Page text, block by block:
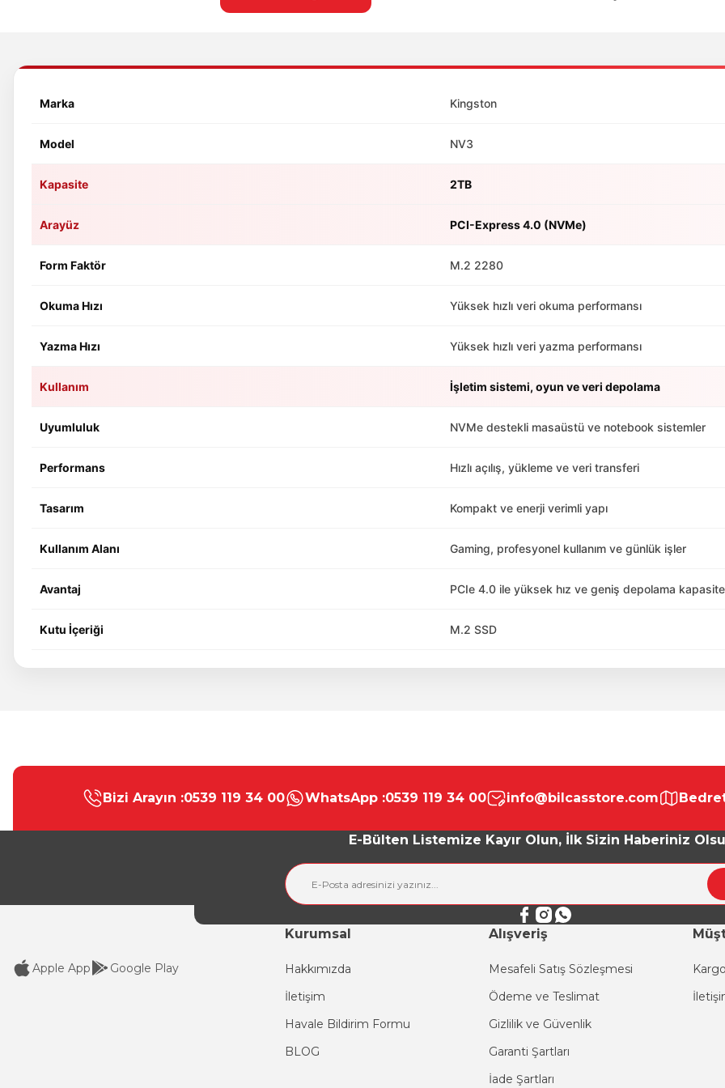
Marka Kingston
Model NV3
Kapasite 2TB
Arayüz PCI-Express 4.0 (NVMe)
Form Faktör M.2 2280
Okuma Hızı Yüksek hızlı veri okuma performansı
Yazma Hızı Yüksek hızlı veri yazma performansı
Kullanım İşletim sistemi, oyun ve veri depolama
Uyumluluk NVMe destekli masaüstü ve notebook sistemler
Performans Hızlı açılış, yükleme ve veri transferi
Tasarım Kompakt ve enerji verimli yapı
Kullanım Alanı Gaming, profesyonel kullanım ve günlük işler
Avantaj PCIe 4.0 ile yüksek hız ve geniş depolama
Kutu İçeriği M.2 SSD
Görüş ve önerileriniz için teşekkür ederiz.
Ürün resmi kalitesiz, bozuk veya görüntülenemiyor.
Ürün açıklamasında eksik bilgiler bulunuyor.
Gönder
Bizi Arayın :0539 119 34 00 WhatsApp :0539 119 34 00 info@bilcasstore.com
E-Bülten Listemize Kayır Olun, İlk Sizin Haberiniz
Apple App Google Play
Kurumsal
Hakkımızda
İletişim
Havale Bildirim Formu
BLOG
Alışveriş
Mesafeli Satış Sözleşmesi
Ödeme ve Teslimat
Gizlilik ve Güvenlik
Garanti Şartları
İade Şartları